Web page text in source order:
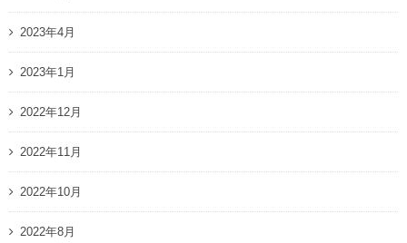
2023年4月
2023年1月
2022年12月
2022年11月
2022年10月
2022年8月